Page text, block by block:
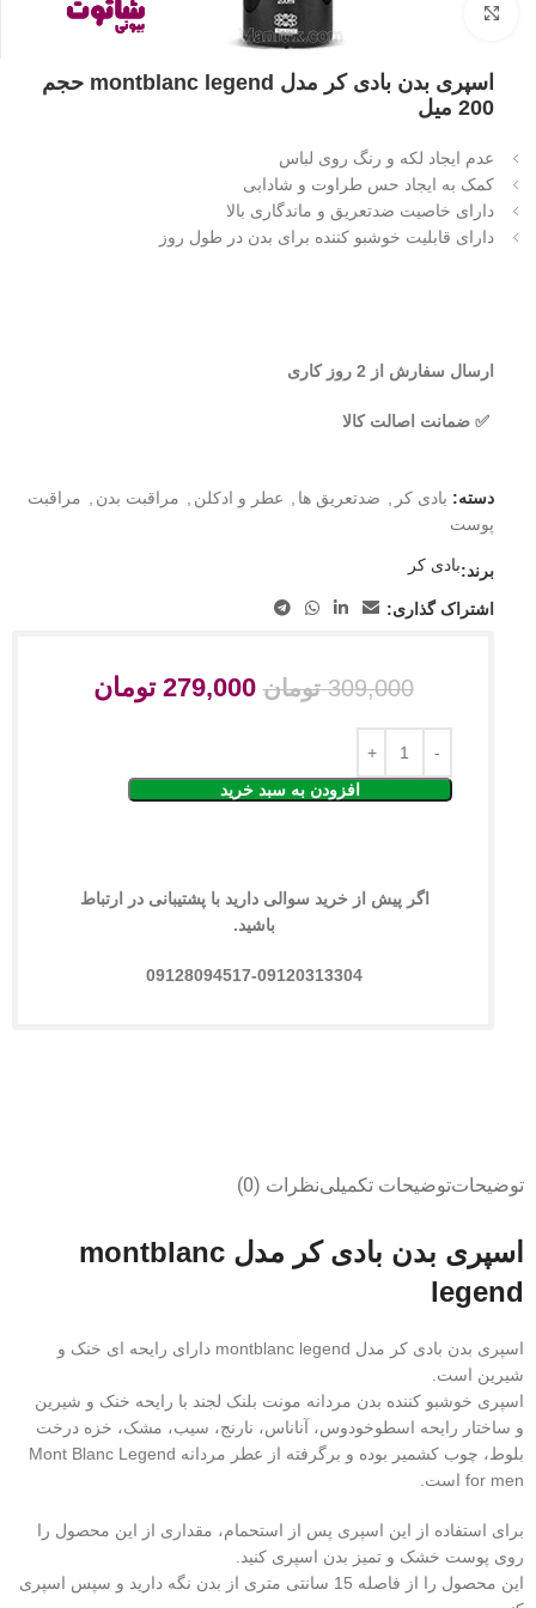
اسپری بدن بادی کر مدل montblanc legend حجم
200 میل
عدم ایجاد لکه و رنگ روی لباس
کمک به ایجاد حس طراوت و شادابی
دارای خاصیت ضدتعریق و ماندگاری بالا
دارای قابلیت خوشبو کننده برای بدن در طول روز
ارسال سفارش از 2 روز کاری
✅ ضمانت اصالت کالا
دسته: بادی کر ضدتعریق ها عطر و ادکلن مراقبت بدن
مراقبت
پوست
برند:بادی کر
اشتراک گذاری:
309,000 تومان 279,000 تومان
افزودن به سبد خرید
اگر پیش از خرید سوالی دارید با پشتیبانی در ارتباط
باشید.
09128094517-09120313304
توضیحاتتوضیحات تکمیلینظرات (0)
اسپری بدن بادی کر مدل montblanc
legend
اسپری بدن بادی کر مدل montblanc legend دارای رایحه ای خنک و
شیرین است.
اسپری خوشبو کننده بدن مردانه مونت بلنک لجند با رایحه خنک و شیرین
و ساختار رایحه اسطوخودوس، آناناس، نارنج، سیب، مشک، خزه درخت
بلوط، چوب کشمیر بوده و برگرفته از عطر مردانه Mont Blanc Legend
for men است.
برای استفاده از این اسپری پس از استحمام، مقداری از این محصول را
روی پوست خشک و تمیز بدن اسپری کنید.
این محصول را از فاصله 15 سانتی متری از بدن نگه دارید و سپس اسپری